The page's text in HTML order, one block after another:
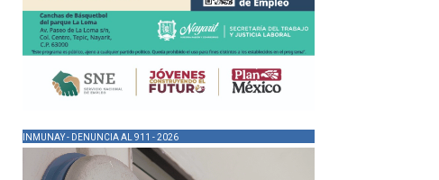
INMUNAY - DENUNCIA AL 911 - 2026